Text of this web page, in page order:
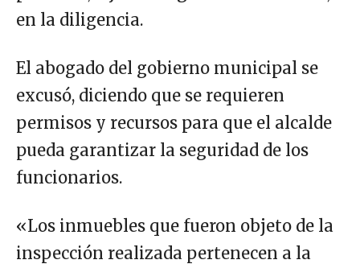
en la diligencia.
El abogado del gobierno municipal se
excusó, diciendo que se requieren
permisos y recursos para que el alcalde
pueda garantizar la seguridad de los
funcionarios.
«Los inmuebles que fueron objeto de la
inspección realizada pertenecen a la